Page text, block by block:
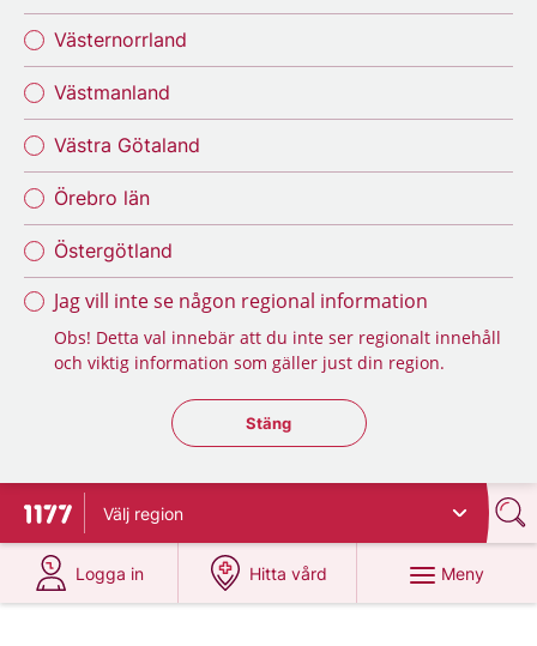
Västernorrland
Västmanland
Västra Götaland
Örebro län
Östergötland
Jag vill inte se någon regional information
Obs! Detta val innebär att du inte ser regionalt innehåll
och viktig information som gäller just din region.
Stäng regionsväljaren
Stäng
Till startsidan för 1177
Välj region
Logga in
på 1177.se
Hitta vård
på 1177.se
Meny